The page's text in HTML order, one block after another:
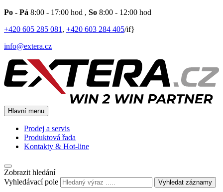
Po - Pá 8:00 - 17:00 hod , So 8:00 - 12:00 hod
+420 605 285 081 , +420 603 284 405/if}
info@extera.cz
Hlavní menu
Prodej a servis
Produktová řada
Kontakty & Hot-line
Zobrazit hledání
Vyhledávací pole
Vyhledat záznamy